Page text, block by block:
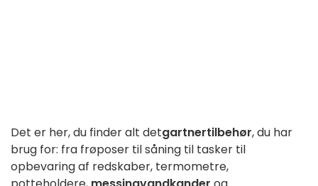
Det er her, du finder alt detgartnertilbehør, du har
brug for: fra frøposer til såning til tasker til
opbevaring af redskaber, termometre,